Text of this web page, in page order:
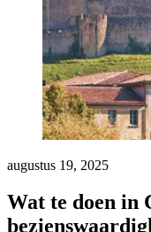
augustus 19, 2025
Wat te doen in